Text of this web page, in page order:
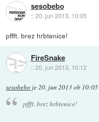
sesobebo
::20. jun 2013, 10:05
pffft. brez hrbtenice!
FireSnake
::20. jun 2013, 10:12
sesobebo je20. jun 2013 ob 10:05
pffft. brez hrbtenice!